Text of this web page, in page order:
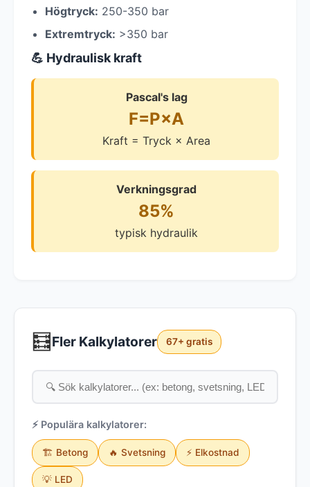
Högtryck: 250-350 bar
Extremtryck: >350 bar
💪 Hydraulisk kraft
Pascal's lag
F=P×A
Kraft = Tryck × Area
Verkningsgrad
85%
typisk hydraulik
🧮Fler Kalkylatorer 67+ gratis
⚡ Populära kalkylatorer:
🏗️ Betong 🔥 Svetsning ⚡ Elkostnad
💡 LED